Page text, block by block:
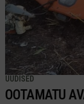
UUDISED
OOTAMATU